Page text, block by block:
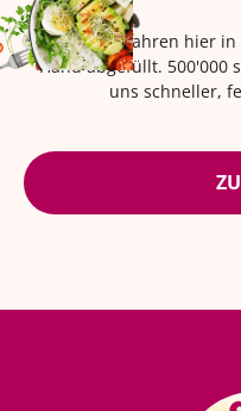
Seit über 42 Jahren hier
Hand abgefüllt. 500'000
uns schneller,